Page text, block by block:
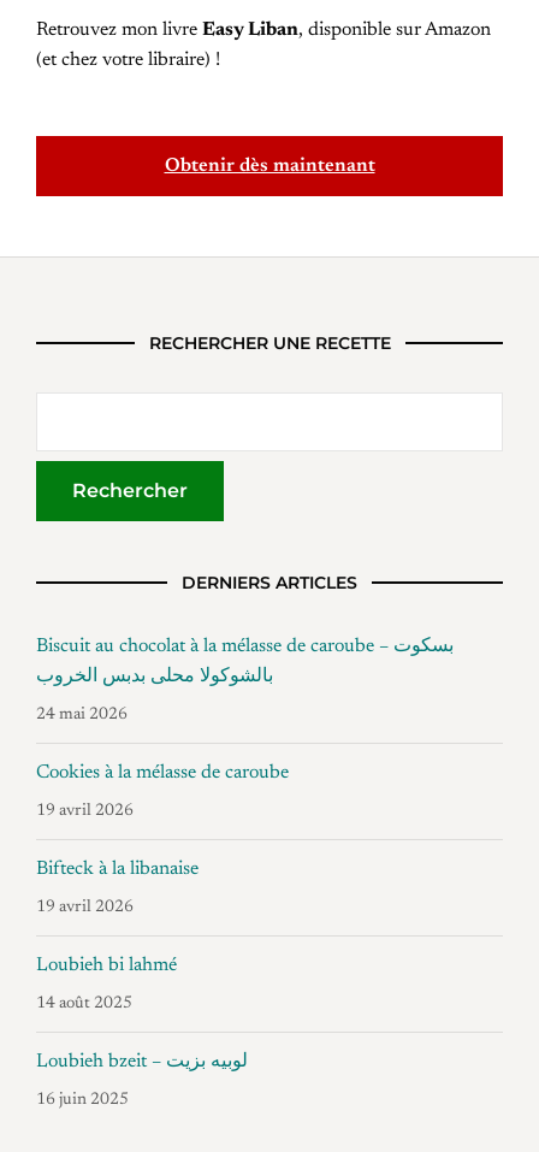
Retrouvez mon livre Easy Liban, disponible sur Amazon
(et chez votre libraire) !
Obtenir dès maintenant
RECHERCHER UNE RECETTE
DERNIERS ARTICLES
Biscuit au chocolat à la mélasse de caroube – بسكوت
بالشوكولا محلى بدبس الخروب
24 mai 2026
Cookies à la mélasse de caroube
19 avril 2026
Bifteck à la libanaise
19 avril 2026
Loubieh bi lahmé
14 août 2025
Loubieh bzeit – لوبيه بزيت
16 juin 2025